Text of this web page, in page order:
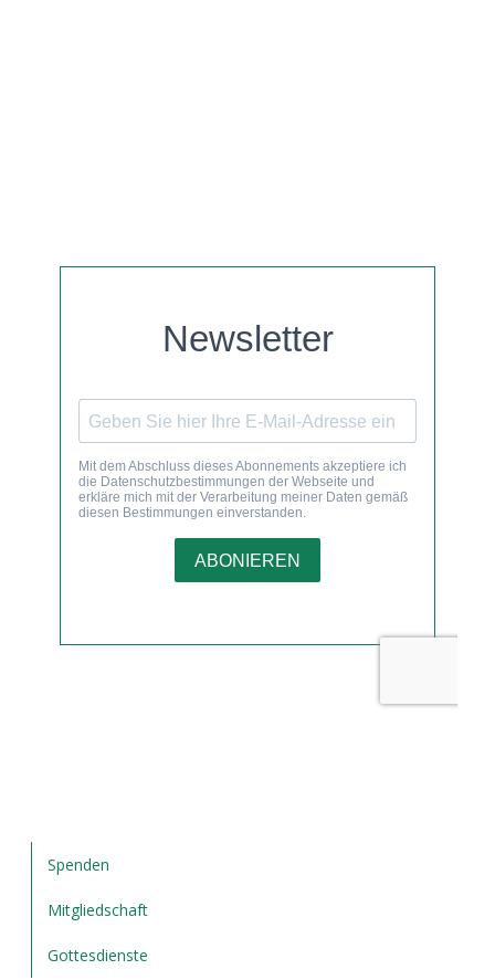
Spenden
Mitgliedschaft
Gottesdienste